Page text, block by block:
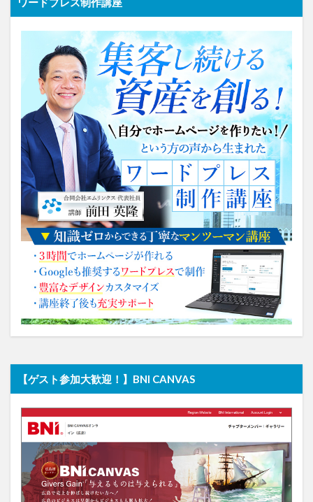
【ゲスト参加大歓迎！】BNI CANVAS